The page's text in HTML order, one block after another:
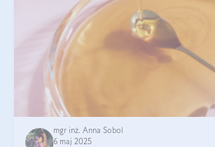
mgr inż. Anna Sobol
6 maj 2025